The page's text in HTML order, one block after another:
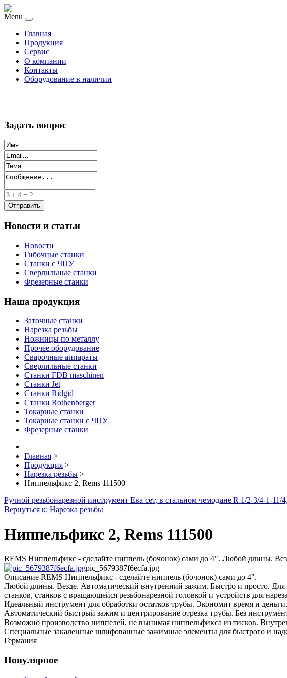
Menu
Главная
Продукция
Сервис
О компании
Контакты
Оборудование в наличии
Задать вопрос
Новости и статьи
Новости
Гибочные станки
Станки с ЧПУ
Сверлильные станки
Фрезерные станки
Наша продукция
Заточные станки
Нарезка резьбы
Ножницы по металлу
Прочее оборудование
Сварочные аппараты
Сверлильные станки
Станки FDB maschinen
Станки Jet
Станки Ridgid
Станки Rothenberger
Токарные станки
Токарные станки с ЧПУ
Фрезерные станки
Главная >
Продукция >
Нарезка резьбы >
Ниппельфикс 2, Rems 111500
Ручной резьбонарезной инструмент Ева сет, в стальном чемодане R 1/2-3/4-1-11/
Вернуться к: Нарезка резьбы
Ниппельфикс 2, Rems 111500
REMS Ниппельфикс - сделайте ниппель (бочонок) сами до 4". Любой длины.
pic_5679387f6ecfa.jpg
Описание REMS Ниппельфикс - сделайте ниппель (бочонок) сами до 4".
Любой длины. Везде. Автоматический внутренний зажим. Быстро и просто. Для
станков, станков с вращающейся резьбонарезной головкой и устройств для
Идеальный инструмент для обработки остатков трубы. Экономит время и деньги.
Автоматический быстрый зажим и центрирование отрезка трубы. Без
Возможно производство ниппелей, не вынимая ниппельфикса из тисков.
Специальные закаленные шлифованные зажимные элементы для быстрого и
Германия
Популярное